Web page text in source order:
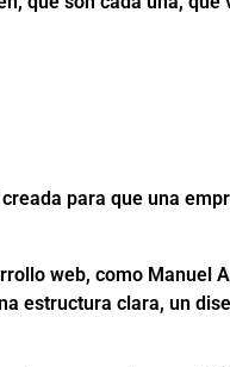
para que una
web, como Manuel
estructura clara, un